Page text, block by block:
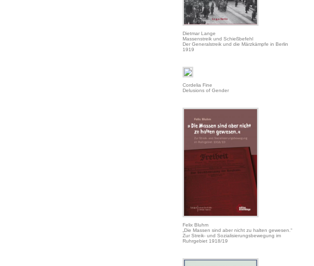
Dietmar Lange
Massenstreik und Schießbefehl
Der Generalstreik und die Märzkämpfe in Berlin
1919
Cordelia Fine
Delusions of Gender
Felix Bluhm
„Die Massen sind aber nicht zu halten gewesen.“
Zur Streik- und Sozialisierungsbewegung im
Ruhrgebiet 1918/19